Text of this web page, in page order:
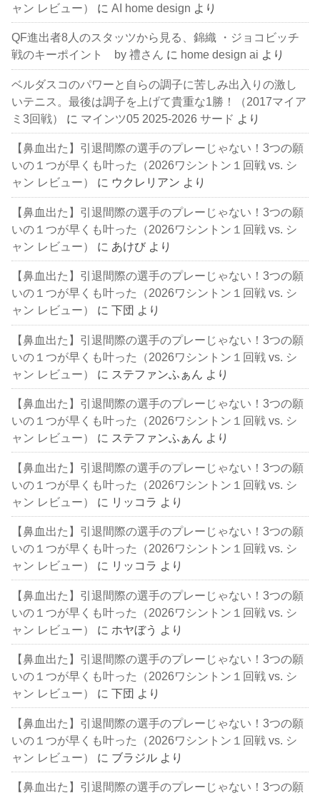
ャン レビュー）
にAI home design より
QF進出者8人のスタッツから見る、錦織 ・ジョコビッチ
戦のキーポイント by 禮さん に home design ai より
ベルダスコのパワーと自らの調子に苦しみ出入りの激し
いテニス。最後は調子を上げて貴重な1勝！（2017マイア
ミ3回戦）
に マインツ05 2025-2026 サード より
【鼻血出た】引退間際の選手のプレーじゃない！3つの願
いの１つが早くも叶った（2026ワシントン１回戦 vs. シ
ャン レビュー）
に ウクレリアン より
【鼻血出た】引退間際の選手のプレーじゃない！3つの願
いの１つが早くも叶った（2026ワシントン１回戦 vs. シ
ャン レビュー）
に あけび より
【鼻血出た】引退間際の選手のプレーじゃない！3つの願
いの１つが早くも叶った（2026ワシントン１回戦 vs. シ
ャン レビュー）
に下団 より
【鼻血出た】引退間際の選手のプレーじゃない！3つの願
いの１つが早くも叶った（2026ワシントン１回戦 vs. シ
ャン レビュー）
に ステファンふぁん より
【鼻血出た】引退間際の選手のプレーじゃない！3つの願
いの１つが早くも叶った（2026ワシントン１回戦 vs. シ
ャン レビュー）
に ステファンふぁん より
【鼻血出た】引退間際の選手のプレーじゃない！3つの願
いの１つが早くも叶った（2026ワシントン１回戦 vs. シ
ャン レビュー）
に リッコラ より
【鼻血出た】引退間際の選手のプレーじゃない！3つの願
いの１つが早くも叶った（2026ワシントン１回戦 vs. シ
ャン レビュー）
に リッコラ より
【鼻血出た】引退間際の選手のプレーじゃない！3つの願
いの１つが早くも叶った（2026ワシントン１回戦 vs. シ
ャン レビュー）
に ホヤぼう より
【鼻血出た】引退間際の選手のプレーじゃない！3つの願
いの１つが早くも叶った（2026ワシントン１回戦 vs. シ
ャン レビュー）
に下団 より
【鼻血出た】引退間際の選手のプレーじゃない！3つの願
いの１つが早くも叶った（2026ワシントン１回戦 vs. シ
ャン レビュー）
に ブラジル より
【鼻血出た】引退間際の選手のプレーじゃない！3つの願